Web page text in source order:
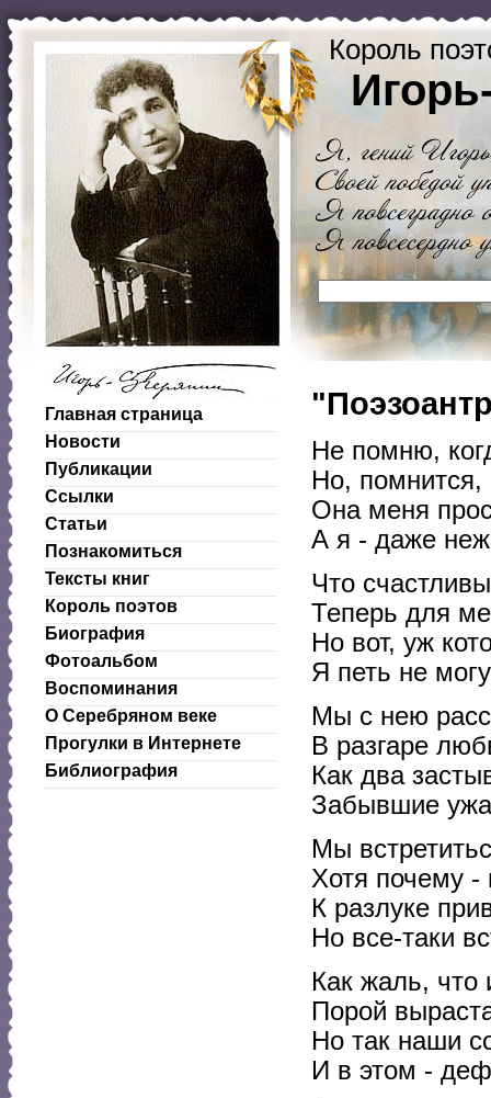
Король
Главная страница
Новости
Публикации
Ссылки
Статьи
Познакомиться
Тексты книг
Король поэтов
Биография
Фотоальбом
Воспоминания
О Серебряном веке
Прогулки в Интернете
Библиография
Не помню,
Но, помнится,
Она меня
А я - даже
Что
Теперь для
Но вот, уж
Я петь не
Мы с нею
В разгаре
Как два
Забывшие
Мы
Хотя почему -
К разлуке
Но все-таки
Как жаль, что
Порой
Но так наши
И в этом -